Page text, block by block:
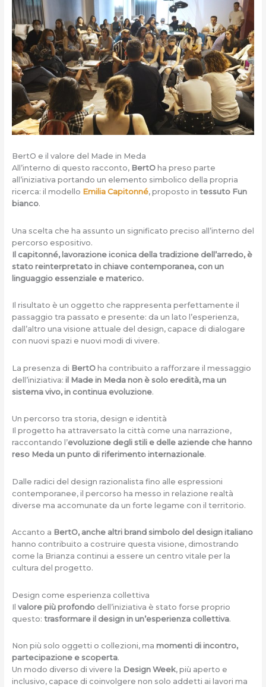
BertO e il valore del Made in Meda
All’interno di questo racconto, BertOha preso parte
all’iniziativa portando un elemento simbolico della propria
ricerca: il modello Emilia Capitonné, proposto in tessuto Fun
bianco.
Una scelta che ha assunto un significato preciso all’interno del
percorso espositivo.
Il capitonné, lavorazione iconica della tradizione dell’arredo, è
stato reinterpretato in chiave contemporanea, con un
linguaggio essenziale e materico.
Il risultato è un oggetto che rappresenta perfettamente il
passaggio tra passato e presente: da un lato l’esperienza,
dall’altro una visione attuale del design, capace di dialogare
con nuovi spazi e nuovi modi di vivere.
La presenza di BertOha contribuito a rafforzare il messaggio
dell’iniziativa: il Made in Meda non è solo eredità, ma un
sistema vivo, in continua evoluzione.
Un percorso tra storia, design e identità
Il progetto ha attraversato la città come una narrazione,
raccontando l’evoluzione degli stili e delle aziende che hanno
reso Meda un punto di riferimento internazionale.
Dalle radici del design razionalista fino alle espressioni
contemporanee, il percorso ha messo in relazione realtà
diverse ma accomunate da un forte legame con il territorio.
Accanto a BertO, anche altri brand simbolo del design italiano
hanno contribuito a costruire questa visione, dimostrando
come la Brianza continui a essere un centro vitale per la
cultura del progetto.
Design come esperienza collettiva
Il valore più profondo dell’iniziativa è stato forse proprio
questo: trasformare il design in un’esperienza collettiva.
Non più solo oggetti o collezioni, ma momenti di incontro,
partecipazione e scoperta.
Un modo diverso di vivere la Design Week, più aperto e
inclusivo, capace di coinvolgere non solo addetti ai lavori ma